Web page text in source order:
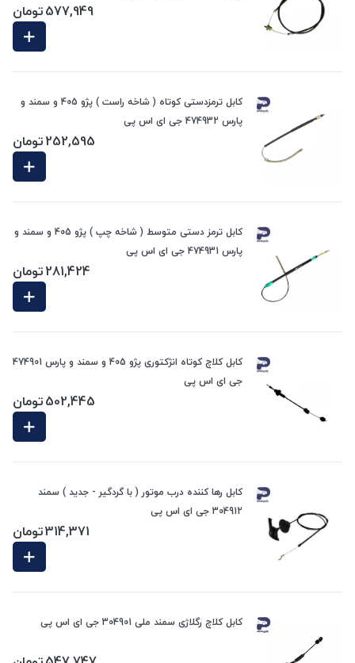
577,949تومان
کابل ترمزدستی کوتاه ( شاخه راست ) پژو 405 و سمند و
پارس 474932 جی ای اس پی
252,595تومان
کابل ترمز دستی متوسط ( شاخه چپ ) پژو 405 و سمند و
پارس 474931 جی ای اس پی
281,424تومان
کابل کلاچ کوتاه انژکتوری پژو 405 و سمند و پارس 474901
جی ای اس پی
502,445تومان
کابل رها کننده درب موتور ( با گردگیر - جدید ) سمند
304912 جی ای اس پی
314,371تومان
کابل کلاچ رگلاژی سمند ملی 304901 جی ای اس پی